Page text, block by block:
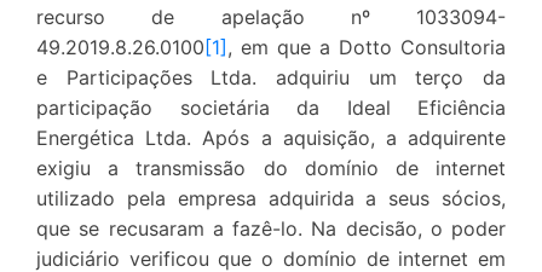
recurso de apelação nº 1033094-
49.2019.8.26.0100 [1] , em que a Dotto Consultoria
e Participações Ltda. adquiriu um terço da
participação societária da Ideal Eficiência
Energética Ltda. Após a aquisição, a adquirente
exigiu a transmissão do domínio de internet
utilizado pela empresa adquirida a seus sócios,
que se recusaram a fazê-lo. Na decisão, o poder
judiciário verificou que o domínio de internet em